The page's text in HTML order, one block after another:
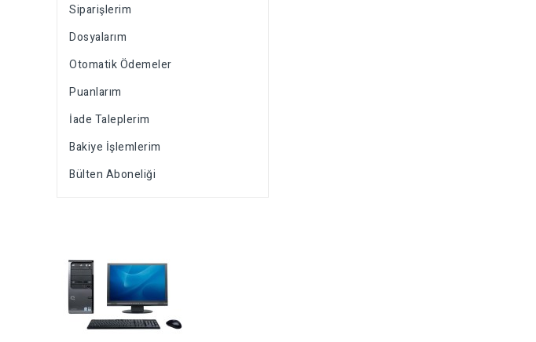
Siparişlerim
Dosyalarım
Otomatik Ödemeler
Puanlarım
İade Taleplerim
Bakiye İşlemlerim
Bülten Aboneliği